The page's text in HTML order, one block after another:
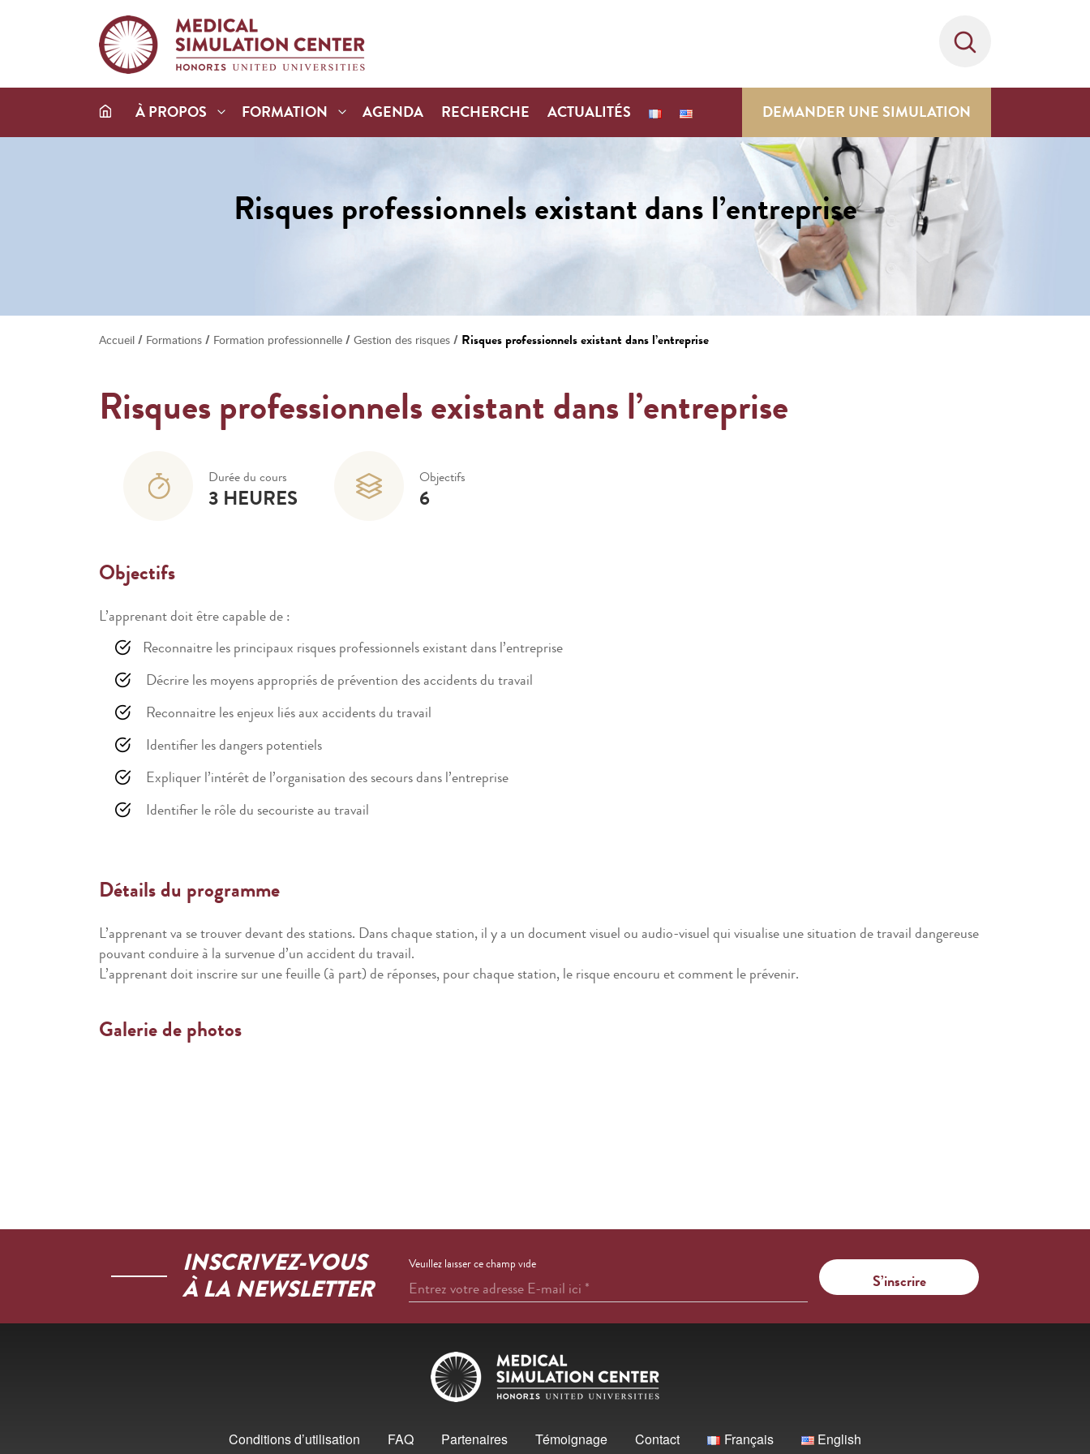
À PROPOS FORMATION AGENDA RECHERCHE ACTUALITÉS DEMANDER UNE SIMULATION
Risques professionnels existant dans l’entreprise
Accueil / Formations / Formation professionnelle / Gestion des risques / Risques professionnels existant dans l’entreprise
Risques professionnels existant dans l’entreprise
Durée du cours
3 HEURES
Objectifs
6
Objectifs
L’apprenant doit être capable de :
Reconnaitre les principaux risques professionnels existant dans l’entreprise
Décrire les moyens appropriés de prévention des accidents du travail
Reconnaitre les enjeux liés aux accidents du travail
Identifier les dangers potentiels
Expliquer l’intérêt de l’organisation des secours dans l’entreprise
Identifier le rôle du secouriste au travail
Détails du programme
L’apprenant va se trouver devant des stations. Dans chaque station, il y a un document visuel ou audio-visuel qui visualise une situation de travail dangereuse
pouvant conduire à la survenue d’un accident du travail.
L’apprenant doit inscrire sur une feuille (à part) de réponses, pour chaque station, le risque encouru et comment le prévenir.
Galerie de photos
INSCRIVEZ-VOUS
À LA NEWSLETTER
Veuillez laisser ce champ vide
Entrez votre adresse E-mail ici*
Conditions d’utilisation FAQ Partenaires Témoignage Contact Français English